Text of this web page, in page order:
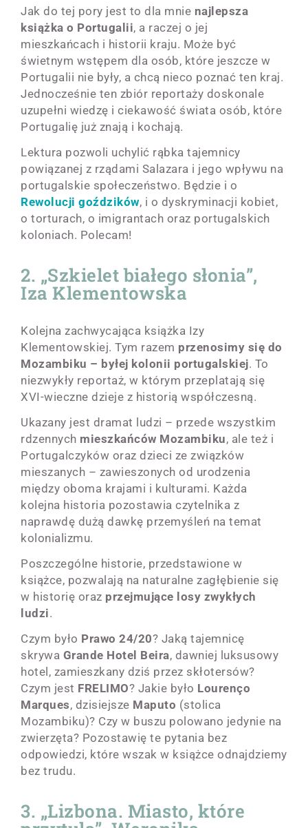
Jak do tej pory jest to dla mnie najlepsza
książka o Portugalii, a raczej o jej
mieszkańcach i historii kraju. Może być
świetnym wstępem dla osób, które jeszcze w
Portugalii nie były, a chcą nieco poznać ten kraj.
Jednocześnie ten zbiór reportaży doskonale
uzupełni wiedzę i ciekawość świata osób, które
Portugalię już znają i kochają.
Lektura pozwoli uchylić rąbka tajemnicy
powiązanej z rządami Salazara i jego wpływu na
portugalskie społeczeństwo. Będzie i o
Rewolucji goździków, i o dyskryminacji kobiet,
o torturach, o imigrantach oraz portugalskich
koloniach. Polecam!
2. „Szkielet białego słonia”,
Iza Klementowska
Kolejna zachwycająca książka Izy
Klementowskiej. Tym razem przenosimy się do
Mozambiku – byłej kolonii portugalskiej. To
niezwykły reportaż, w którym przeplatają się
XVI-wieczne dzieje z historią współczesną.
Ukazany jest dramat ludzi – przede wszystkim
rdzennych mieszkańców Mozambiku, ale też i
Portugalczyków oraz dzieci ze związków
mieszanych – zawieszonych od urodzenia
między oboma krajami i kulturami. Każda
kolejna historia pozostawia czytelnika z
naprawdę dużą dawkę przemyśleń na temat
kolonializmu.
Poszczególne historie, przedstawione w
książce, pozwalają na naturalne zagłębienie się
w historię oraz przejmujące losy zwykłych
ludzi.
Czym było Prawo 24/20? Jaką tajemnicę
skrywa Grande Hotel Beira, dawniej luksusowy
hotel, zamieszkany dziś przez skłotersów?
Czym jest FRELIMO? Jakie było Lourenço
Marques, dzisiejsze Maputo (stolica
Mozambiku)? Czy w buszu polowano jedynie na
zwierzęta? Pozostawię te pytania bez
odpowiedzi, które wszak w książce odnajdziemy
bez trudu.
3. „Lizbona. Miasto, które